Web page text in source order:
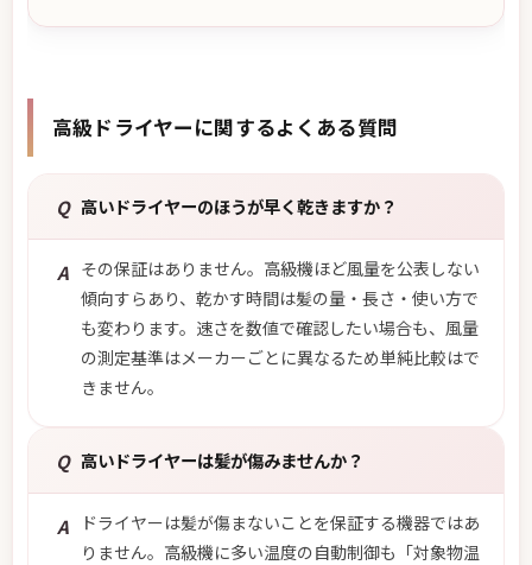
高級ドライヤーに関するよくある質問
Q 高いドライヤーのほうが早く乾きますか？
A その保証はありません。高級機ほど風量を公表しない
傾向すらあり、乾かす時間は髪の量・長さ・使い方で
も変わります。速さを数値で確認したい場合も、風量
の測定基準はメーカーごとに異なるため単純比較はで
きません。
Q 高いドライヤーは髪が傷みませんか？
A
ドライヤーは髪が傷まないことを保証する機器ではあ
りません。高級機に多い温度の自動制御も「対象物温